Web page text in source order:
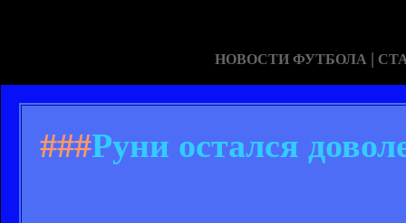
НОВОСТИ ФУТБОЛА |
###Руни остался